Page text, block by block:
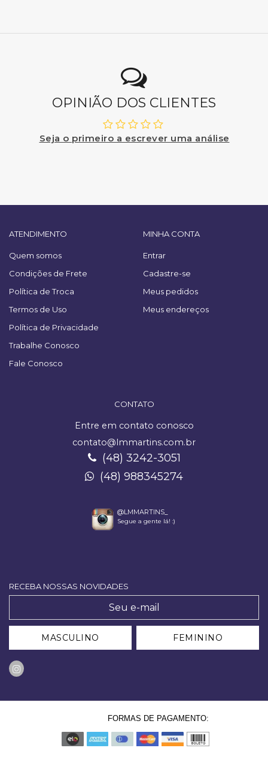
OPINIÃO DOS CLIENTES
Seja o primeiro a escrever uma análise
ATENDIMENTO
Quem somos
Condições de Frete
Política de Troca
Termos de Uso
Política de Privacidade
Trabalhe Conosco
Fale Conosco
MINHA CONTA
Entrar
Cadastre-se
Meus pedidos
Meus endereços
CONTATO
Entre em contato conosco
contato@lmmartins.com.br
(48) 3242-3051
(48) 988345274
@LMMARTINS_
Segue a gente lá! :)
RECEBA NOSSAS NOVIDADES
MASCULINO FEMININO
FORMAS DE PAGAMENTO: